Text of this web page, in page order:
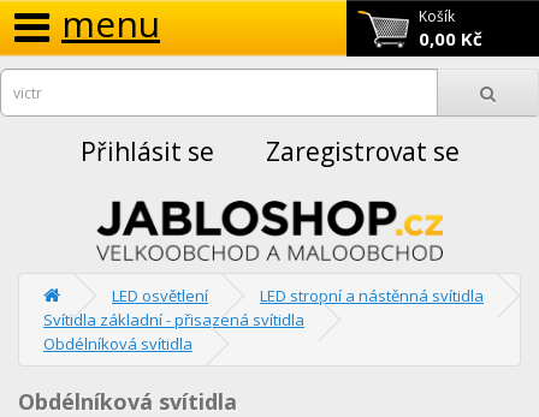
Košík
0,00 Kč
menu
Přihlásit se Zaregistrovat se
LED osvětlení
LED stropní a nástěnná svítidla
Svítidla základní - přisazená svítidla
Obdélníková svítidla
Obdélníková svítidla